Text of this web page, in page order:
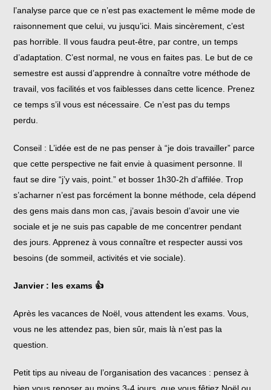
l’analyse parce que ce n’est pas exactement le même mode de
raisonnement que celui, vu jusqu’ici. Mais sincèrement, c’est
pas horrible. Il vous faudra peut-être, par contre, un temps
d’adaptation. C’est normal, ne vous en faites pas. Le but de ce
semestre est aussi d’apprendre à connaître votre méthode de
travail, vos facilités et vos faiblesses dans cette licence. Prenez
ce temps s’il vous est nécessaire. Ce n’est pas du temps
perdu.
Conseil : L’idée est de ne pas penser à “je dois travailler” parce
que cette perspective ne fait envie à quasiment personne. Il
faut se dire “j’y vais, point.” et bosser 1h30-2h d’affilée. Trop
s’acharner n’est pas forcément la bonne méthode, cela dépend
des gens mais dans mon cas, j’avais besoin d’avoir une vie
sociale et je ne suis pas capable de me concentrer pendant
des jours. Apprenez à vous connaître et respecter aussi vos
besoins (de sommeil, activités et vie sociale).
Janvier : les exams 👍
Après les vacances de Noël, vous attendent les exams. Vous,
vous ne les attendez pas, bien sûr, mais là n’est pas la
question.
Petit tips au niveau de l’organisation des vacances : pensez à